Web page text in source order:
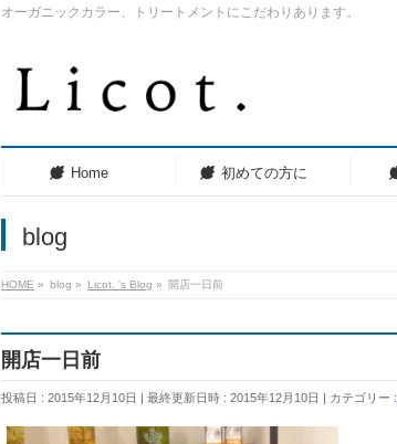
オーガニックカラー、トリートメントにこだわりあります。
Home 初めての方に
blog
HOME » blog » Licot. 's Blog » 開店一日前
開店一日前
投稿日 : 2015年12月10日 最終更新日時 : 2015年12月10日 カテゴリー :